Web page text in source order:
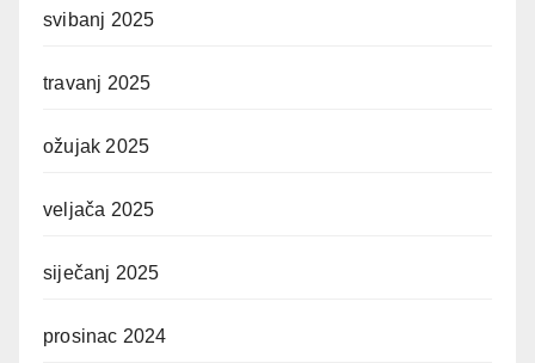
svibanj 2025
travanj 2025
ožujak 2025
veljača 2025
siječanj 2025
prosinac 2024